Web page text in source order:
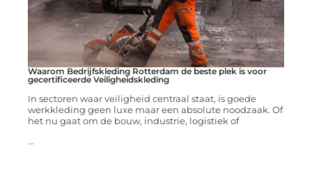
Waarom Bedrijfskleding Rotterdam de beste plek is voor
gecertificeerde Veiligheidskleding
In sectoren waar veiligheid centraal staat, is goede
werkkleding geen luxe maar een absolute noodzaak. Of
het nu gaat om de bouw, industrie, logistiek of
...